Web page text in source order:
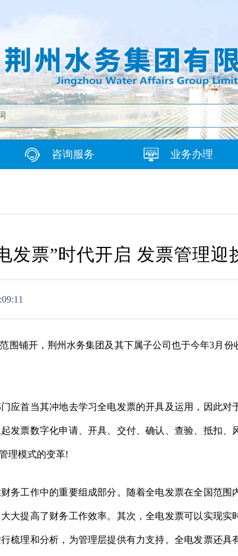
咨询服务 业务办理
发票”时代开启 发票管理迎
铺开，荆州水务集团及其下属子公司也于今年3月份
首当其冲地去学习全电发票的开具及运用，因此对
发票数字化申请、开具、交付、确认、查验、抵扣
理模式的变革!
工作中的重要组成部分。随着全电发票在全国范围
大提高了财务工作效率。其次，全电发票可以实现
梳理和分析，为管理层提供有力支持。全电发票还